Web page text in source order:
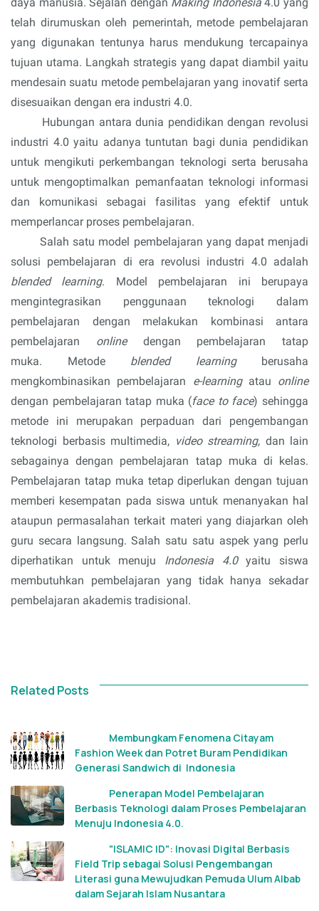
telah dirumuskan oleh pemerintah, metode pembelajaran
yang digunakan tentunya harus mendukung tercapainya
tujuan utama. Langkah strategis yang dapat diambil yaitu
mendesain suatu metode pembelajaran yang inovatif serta
disesuaikan dengan era industri 4.0.
Hubungan antara dunia pendidikan dengan revolusi
industri 4.0 yaitu adanya tuntutan bagi dunia pendidikan
untuk mengikuti perkembangan teknologi serta berusaha
untuk mengoptimalkan pemanfaatan teknologi informasi
dan komunikasi sebagai fasilitas yang efektif untuk
memperlancar proses pembelajaran.
Salah satu model pembelajaran yang dapat menjadi
blended learning. Model pembelajaran ini berupaya
mengintegrasikan penggunaan teknologi dalam
pembelajaran dengan melakukan kombinasi antara
pembelajaran online dengan pembelajaran tatap
muka. Metode blended learning berusaha
mengkombinasikan pembelajaran e-learning atau
online
dengan pembelajaran tatap muka (face to face) sehingga
metode ini merupakan perpaduan dari pengembangan
teknologi berbasis multimedia, video streaming, dan lain
sebagainya dengan pembelajaran tatap muka di kelas.
Pembelajaran tatap muka tetap diperlukan dengan tujuan
memberi kesempatan pada siswa untuk menanyakan hal
ataupun permasalahan terkait materi yang diajarkan oleh
guru secara langsung. Salah satu satu aspek yang perlu
diperhatikan untuk menuju Indonesia 4.0 yaitu siswa
membutuhkan pembelajaran yang tidak hanya sekadar
pembelajaran akademis tradisional.
Related Posts
Membungkam Fenomena Citayam
Fashion Week dan Potret Buram Pendidikan
Generasi Sandwich di  Indonesia
Penerapan Model Pembelajaran
Berbasis Teknologi dalam Proses Pembelajaran
Menuju Indonesia 4.0.
"ISLAMIC ID": Inovasi Digital Berbasis
Field Trip sebagai Solusi Pengembangan
Literasi guna Mewujudkan Pemuda Ulum Albab
dalam Sejarah Islam Nusantara